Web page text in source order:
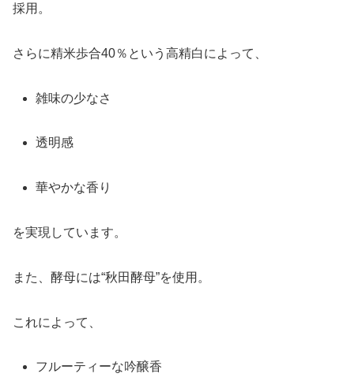
採用。
さらに精米歩合40％という高精白によって、
雑味の少なさ
透明感
華やかな香り
を実現しています。
また、酵母には“秋田酵母”を使用。
これによって、
フルーティーな吟醸香